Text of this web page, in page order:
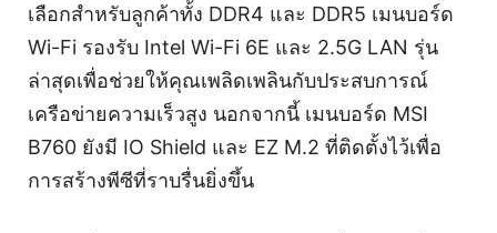
เลือกสำหรับลูกค้าทั้ง DDR4 และ DDR5 เมนบอร์ด
Wi-Fi รองรับ Intel Wi-Fi 6E และ 2.5G LAN รุ่น
ล่าสุดเพื่อช่วยให้คุณเพลิดเพลินกับประสบการณ์
เครือข่ายความเร็วสูง นอกจากนี้ เมนบอร์ด MSI
B760 ยังมี IO Shield และ EZ M.2 ที่ติดตั้งไว้เพื่อ
การสร้างพีซีที่ราบรื่นยิ่งขึ้น